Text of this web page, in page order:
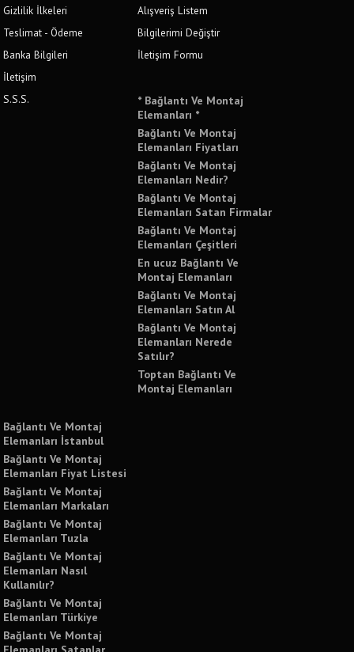
Gizlilik İlkeleri
Teslimat - Ödeme
Banka Bilgileri
İletişim
S.S.S.
Alışveriş Listem
Bilgilerimi Değiştir
İletişim Formu
* Bağlantı Ve Montaj
Elemanları *
Bağlantı Ve Montaj
Elemanları Fiyatları
Bağlantı Ve Montaj
Elemanları Nedir?
Bağlantı Ve Montaj
Elemanları Satan Firmalar
Bağlantı Ve Montaj
Elemanları Çeşitleri
En ucuz Bağlantı Ve
Montaj Elemanları
Bağlantı Ve Montaj
Elemanları Satın Al
Bağlantı Ve Montaj
Elemanları Nerede
Satılır?
Toptan Bağlantı Ve
Montaj Elemanları
Bağlantı Ve Montaj
Elemanları İstanbul
Bağlantı Ve Montaj
Elemanları Fiyat Listesi
Bağlantı Ve Montaj
Elemanları Markaları
Bağlantı Ve Montaj
Elemanları Tuzla
Bağlantı Ve Montaj
Elemanları Nasıl
Kullanılır?
Bağlantı Ve Montaj
Elemanları Türkiye
Bağlantı Ve Montaj